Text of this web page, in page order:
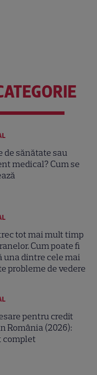
de sănătate sau
medical? Cum se
tot mai mult timp
Cum poate fi
una dintre cele mai
probleme de vedere
pentru credit
România (2026):
complet